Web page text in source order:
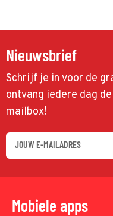
Nieuwsbrief
Schrijf je in voor de
ontvang iedere dag
mailbox!
Mobiele apps